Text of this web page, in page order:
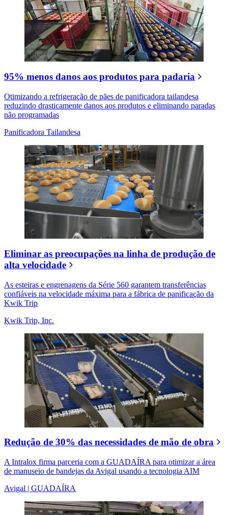
95% menos danos aos produtos para padaria
Otimizando a refrigeração de pães de panificadora tailandesa
reduzindo drasticamente danos aos produtos e eliminando paradas
não programadas
Panificadora Tailandesa
Eliminar as preocupações na linha de produção de
alta velocidade
As esteiras e engrenagens da Série 560 garantem transferências
confiáveis na velocidade máxima para a fábrica de panificação da
Kwik Trip
Kwik Trip, Inc.
Redução de 30% das necessidades de mão de obra
A Intralox firma parceria com a GUADAÍRA para otimizar a área
de manuseio de bandejas da Avigal usando a tecnologia AIM
Avigal | GUADAÍRA